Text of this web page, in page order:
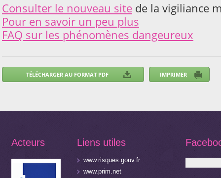
Consulter le nouveau site de la vigiliance
Pour en savoir un peu plus
FAQ sur les phénomènes dangeureux
Acteurs Liens utiles
www.risques.gouv.fr
www.prim.net